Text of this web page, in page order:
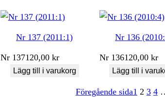
Nr 137 (2011:1)
Nr 137120,00 kr
Lägg till i varukorg
Nr 136
Nr 136120,00kr
Lägg till i
Föregående sida1 2 3 4